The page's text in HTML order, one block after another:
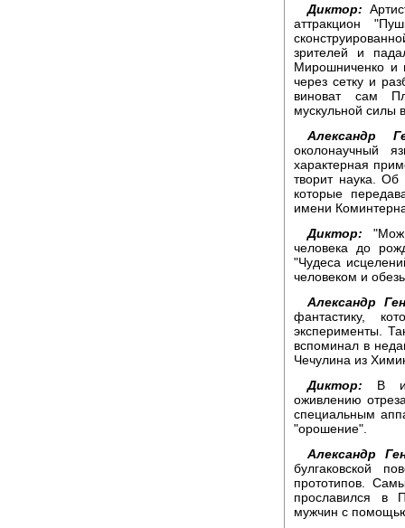
Диктор:
аттракцион
зрителей и
Мирошниченко и
через сетку и
виноват сам
мускульной силы
Александр
околонаучный
характерная
творит наука. Об
которые
имени
Диктор:
человека до
"Чудеса
человеком и
Александр
фантастику,
эксперименты.
вспоминал в
Чечулина из
Диктор: В
оживлению
специальным
"орошение".
Александр
булгаковской
прототипов.
прославился в
мужчин с